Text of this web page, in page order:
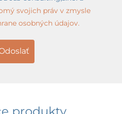
svojich práv v zmysle
osobných údajov.
produkty